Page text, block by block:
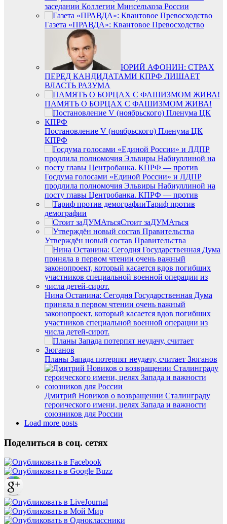
заседании Коллегии Минсельхоза России
Газета «ПРАВДА»: Квантовое Превосходство
ЮРИЙ АФОНИН: СТРАХ
ПЕРЕД КАНДИДАТАМИ КПРФ ЛИШАЕТ
ВЛАСТЬ РАЗУМА
ПАМЯТЬ О БОРЦАХ С ФАШИЗМОМ ЖИВА!
Постановление V (ноябрьского) Пленума ЦК
КПРФ
Госдума голосами «Единой России» и ЛДПР
продлила полномочия Эльвиры Набиуллиной на
посту главы Центробанка. КПРФ — против
Тариф против
демографии
Стоит заДУМАться
Утверждён новый состав Правительства
Нина Останина: Сегодня Государственная Дума
приняла в первом чтении очень важный
законопроект, который касается вдов погибших
участников специальной военной операции из
числа детей-сирот.
Планы Запада потерпят неудачу, считает Зюганов
Дмитрий Новиков о возвращении Сталинграду
героического имени, целях Запада и важности
союзников для России
Load more posts
Поделиться в соц. сетях